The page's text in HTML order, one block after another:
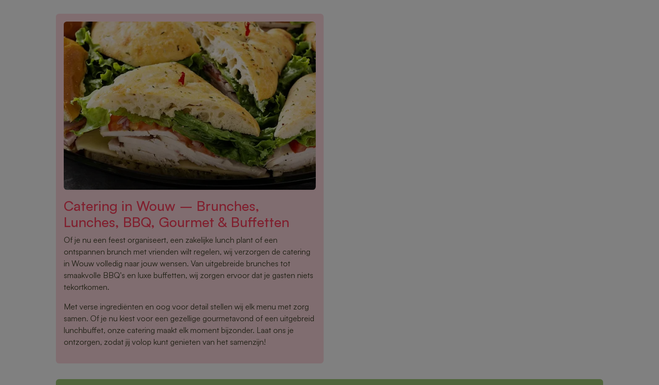
Catering in Wouw – Brunches,
Lunches, BBQ, Gourmet & Buffetten
Of je nu een feest organiseert, een zakelijke lunch plant of een
ontspannen brunch met vrienden wilt regelen, wij verzorgen de catering
in Wouw volledig naar jouw wensen. Van uitgebreide brunches tot
smaakvolle BBQ's en luxe buffetten, wij zorgen ervoor dat je gasten niets
tekortkomen.
Met verse ingrediënten en oog voor detail stellen wij elk menu met zorg
samen. Of je nu kiest voor een gezellige gourmetavond of een uitgebreid
lunchbuffet, onze catering maakt elk moment bijzonder. Laat ons je
ontzorgen, zodat jij volop kunt genieten van het samenzijn!